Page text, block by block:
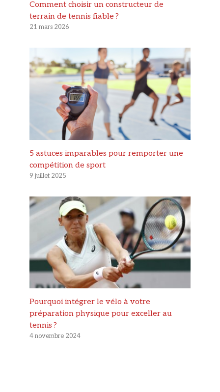
Comment choisir un constructeur de
terrain de tennis fiable ?
21 mars 2026
5 astuces imparables pour remporter une
compétition de sport
9 juillet 2025
Pourquoi intégrer le vélo à votre
préparation physique pour exceller au
tennis ?
4 novembre 2024